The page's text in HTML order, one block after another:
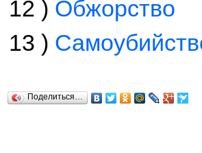
12 ) Обжорство
13 )
Поделиться…